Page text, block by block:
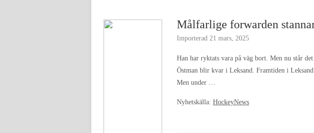
Målfarlige forwarden
Importerad 21 mars, 2025
Han har ryktats vara på väg bort. Men nu står
Östman blir kvar i Leksand. Framtiden i
Men under …
Nyhetskälla: HockeyNews